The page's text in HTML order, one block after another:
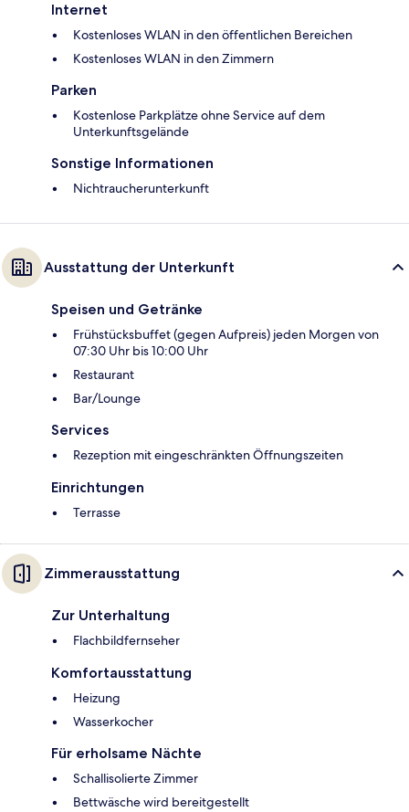
Internet
Kostenloses WLAN in den öffentlichen Bereichen
Kostenloses WLAN in den Zimmern
Parken
Kostenlose Parkplätze ohne Service auf dem
Unterkunftsgelände
Sonstige Informationen
Nichtraucherunterkunft
Ausstattung der Unterkunft
Speisen und Getränke
Frühstücksbuffet (gegen Aufpreis) jeden Morgen von
07:30 Uhr bis 10:00 Uhr
Restaurant
Bar/Lounge
Services
Rezeption mit eingeschränkten Öffnungszeiten
Einrichtungen
Terrasse
Zimmerausstattung
Zur Unterhaltung
Flachbildfernseher
Komfortausstattung
Heizung
Wasserkocher
Für erholsame Nächte
Schallisolierte Zimmer
Bettwäsche wird bereitgestellt